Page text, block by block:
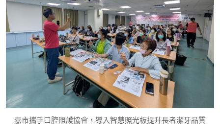
嘉市攜手口腔照護協會，導入智慧照光板提升長者潔牙品質